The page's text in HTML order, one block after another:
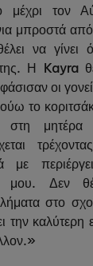
μέχρι τον
μπροστά
να γίνει
Η Kayra
οι
το
στη
με
μου. Δεν
στο
την